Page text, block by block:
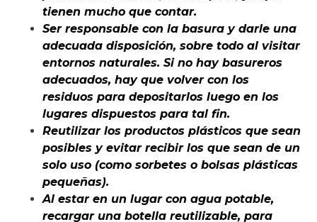
tienen mucho que contar.
Ser responsable con la basura y darle una
adecuada disposición, sobre todo al visitar
entornos naturales. Si no hay basureros
adecuados, hay que volver con los
residuos para depositarlos luego en los
lugares dispuestos para tal fin.
Reutilizar los productos plásticos que sean
posibles y evitar recibir los que sean de un
solo uso (como sorbetes o bolsas plásticas
pequeñas).
Al estar en un lugar con agua potable,
recargar una botella reutilizable, para